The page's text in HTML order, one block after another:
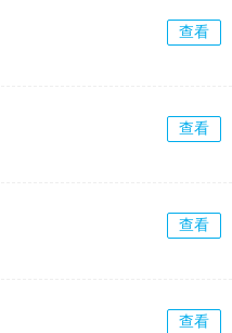
查看
查看
查看
查看